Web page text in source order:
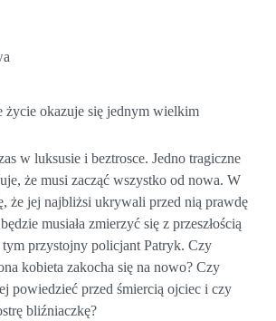
życie okazuje się jednym wielkim
w luksusie i beztrosce. Jedno tragiczne
że musi zacząć wszystko od nowa. W
że jej najbliżsi ukrywali przed nią prawdę
musiała zmierzyć się z przeszłością
przystojny policjant Patryk. Czy
kobieta zakocha się na nowo? Czy
powiedzieć przed śmiercią ojciec i czy
bliźniaczkę?